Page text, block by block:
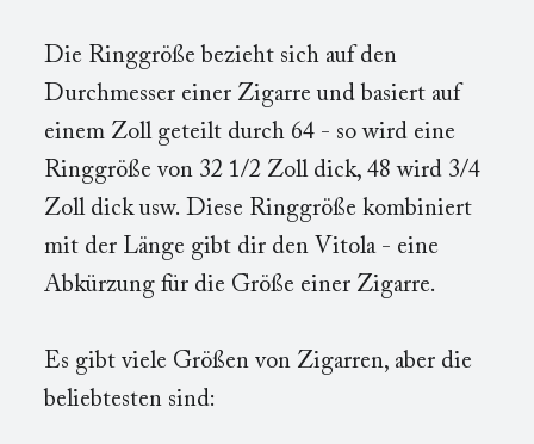
Die Ringgröße bezieht sich auf den
Durchmesser einer Zigarre und basiert auf
einem Zoll geteilt durch 64 - so wird eine
Ringgröße von 32 1/2 Zoll dick, 48 wird 3/4
Zoll dick usw. Diese Ringgröße kombiniert
mit der Länge gibt dir den Vitola - eine
Abkürzung für die Größe einer Zigarre.
Es gibt viele Größen von Zigarren, aber die
beliebtesten sind: